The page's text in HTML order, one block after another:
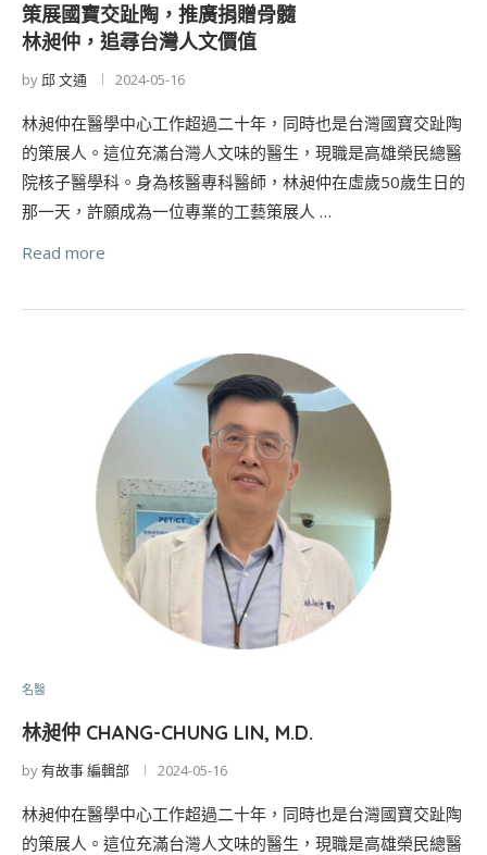
策展國寶交趾陶，推廣捐贈骨髓
林昶仲，追尋台灣人文價值
by 邱 文通 2024-05-16
林昶仲在醫學中心工作超過二十年，同時也是台灣國寶交趾陶
的策展人。這位充滿台灣人文味的醫生，現職是高雄榮民總醫
院核子醫學科。身為核醫專科醫師，林昶仲在虛歲50歲生日的
那一天，許願成為一位專業的工藝策展人 …
Read more
名醫
林昶仲 CHANG-CHUNG LIN, M.D.
by有故事 編輯部 2024-05-16
林昶仲在醫學中心工作超過二十年，同時也是台灣國寶交趾陶
的策展人。這位充滿台灣人文味的醫生，現職是高雄榮民總醫